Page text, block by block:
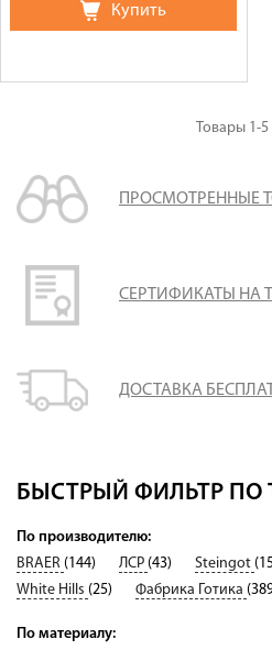
Купить
Товары 1-5
ПРОСМОТРЕННЫЕ
СЕРТИФИКАТЫ НА
ДОСТАВКА
БЫСТРЫЙ ФИЛЬТР ПО
По производителю:
BRAER (144) ЛСР (43) Steingot
White Hills (25) Фабрика Готика
По материалу: